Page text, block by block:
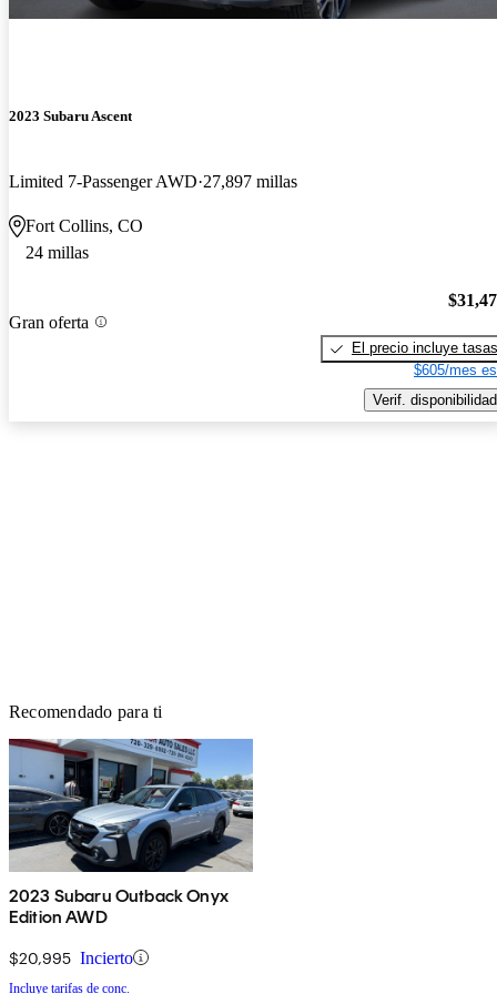
2023 Subaru Ascent
Limited 7-Passenger AWD 27,897 millas
Fort Collins, CO
24 millas
Gran oferta
El precio incluye tasas
$605/mes
Verif. disponibilidad
Recomendado para ti
2023 Subaru Outback Onyx
Edition AWD
$20,995 Incierto
Incluye tarifas de conc.